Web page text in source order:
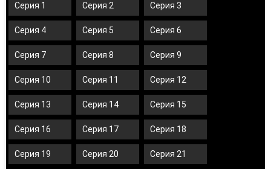
Серия 1 Серия 2 Серия 3
Серия 4 Серия 5 Серия 6
Серия 7 Серия 8 Серия 9
Серия 10 Серия 11 Серия 12
Серия 13 Серия 14 Серия 15
Серия 16 Серия 17 Серия 18
Серия 19 Серия 20 Серия 21